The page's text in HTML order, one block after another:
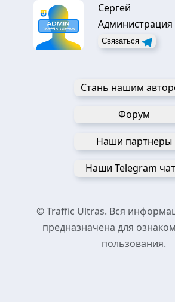
Сергей
Администрация
Связаться
Стань нашим
Форум
Наши партнеры
Наши Telegram
© Traffic Ultras. Вся
предназначена для
пользования.